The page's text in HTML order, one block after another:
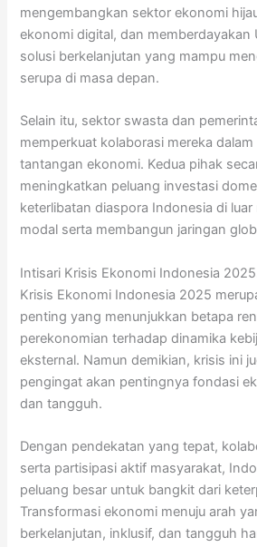
mengembangkan sektor ekonomi
ekonomi digital, dan memberdayakan
solusi berkelanjutan yang mampu
serupa di masa depan.
Selain itu, sektor swasta dan
memperkuat kolaborasi mereka
tantangan ekonomi. Kedua pihak
meningkatkan peluang investasi
keterlibatan diaspora Indonesia di
modal serta membangun jaringan
Intisari Krisis Ekonomi Indonesia
Krisis Ekonomi Indonesia 2025
penting yang menunjukkan betapa
perekonomian terhadap dinamika
eksternal. Namun demikian, krisis ini
pengingat akan pentingnya fondasi
dan tangguh.
Dengan pendekatan yang tepat,
serta partisipasi aktif masyarakat,
peluang besar untuk bangkit dari
Transformasi ekonomi menuju arah
berkelanjutan, inklusif, dan tangguh